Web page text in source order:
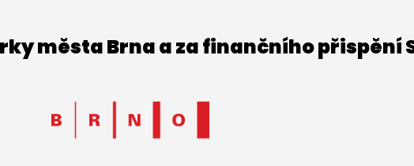
města Brna a za finančního